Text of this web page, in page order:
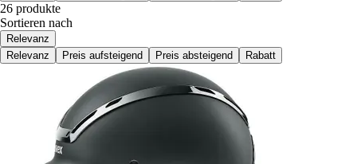
26 produkte
Sortieren nach
Relevanz
Relevanz
Preis aufsteigend Preis absteigend Rabatt